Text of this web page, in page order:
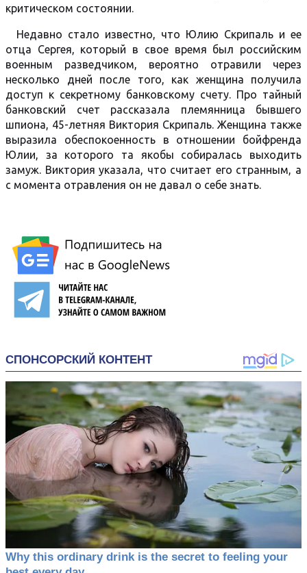
критическом состоянии.
Недавно стало известно, что Юлию Скрипаль и ее
отца Сергея, который в свое время был российским
военным разведчиком, вероятно отравили через
несколько дней после того, как женщина получила
доступ к секретному банковскому счету. Про тайный
банковский счет рассказала племянница бывшего
шпиона, 45-летняя Виктория Скрипаль. Женщина также
выразила обеспокоенность в отношении бойфренда
Юлии, за которого та якобы собиралась выходить
замуж. Виктория указала, что считает его странным, а
с момента отравления он не давал о себе знать.